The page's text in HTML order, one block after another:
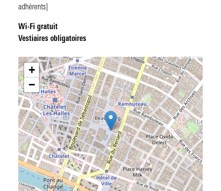
adhérents]
Wi-Fi gratuit
Vestiaires obligatoires
Plan
+
−